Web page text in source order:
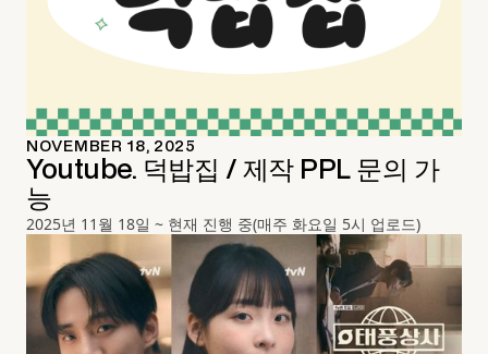
NOVEMBER 18, 2025
Youtube. 덕밥집 / 제작 PPL 문의 가
능
2025년 11월 18일 ~ 현재 진행 중(매주 화요일 5시 업로드)